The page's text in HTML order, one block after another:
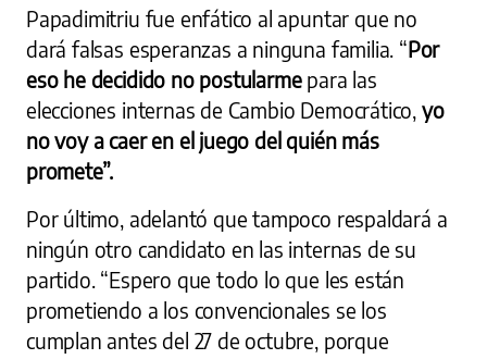
Papadimitriu fue enfático al apuntar que no
dará falsas esperanzas a ninguna familia. “Por
eso he decidido no postularme para las
elecciones internas de Cambio Democrático, yo
no voy a caer en el juego del quién más
promete”.
Por último, adelantó que tampoco respaldará a
ningún otro candidato en las internas de su
partido. “Espero que todo lo que les están
prometiendo a los convencionales se los
cumplan antes del 27 de octubre, porque